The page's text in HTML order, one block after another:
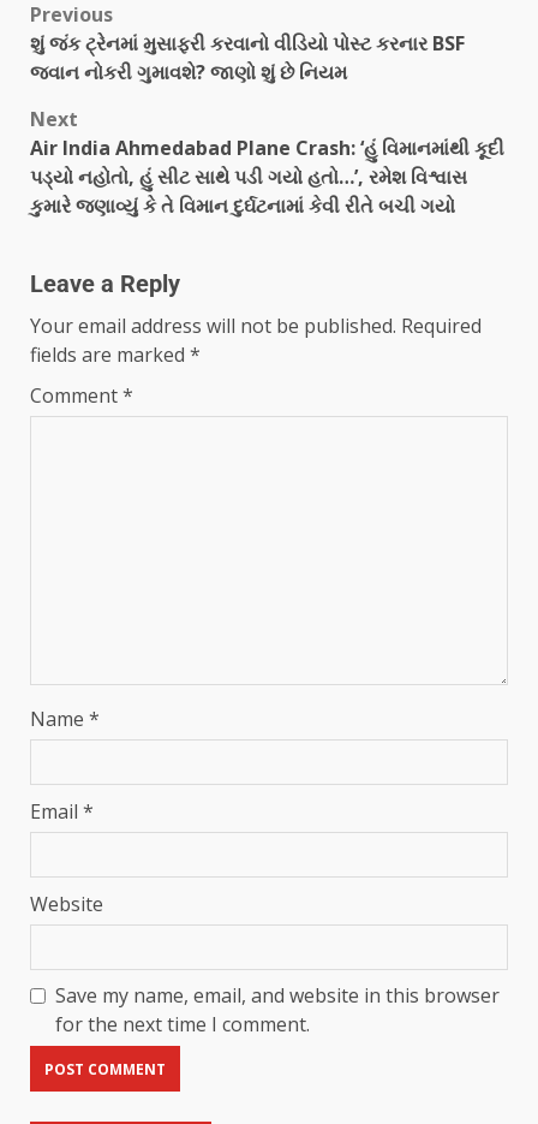
Previous
શું જંક ટ્રેનમાં મુસાફરી કરવાનો વીડિયો પોસ્ટ કરનાર BSF
જવાન નોકરી ગુમાવશે? જાણો શું છે નિયમ
Next
Air India Ahmedabad Plane Crash: ‘હું વિમાનમાંથી કૂદી
પડ્યો નહોતો, હું સીટ સાથે પડી ગયો હતો…’, રમેશ વિશ્વાસ
કુમારે જણાવ્યું કે તે વિમાન દુર્ઘટનામાં કેવી રીતે બચી ગયો
Leave a Reply
Your email address will not be published. Required
fields are marked *
Comment*
Name *
Email *
Website
Save my name, email, and website in this browser
for the next time I comment.